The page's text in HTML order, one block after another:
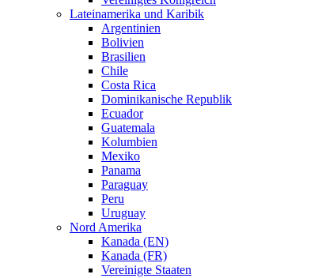
Lateinamerika und Karibik
Argentinien
Bolivien
Brasilien
Chile
Costa Rica
Dominikanische Republik
Ecuador
Guatemala
Kolumbien
Mexiko
Panama
Paraguay
Peru
Uruguay
Nord Amerika
Kanada (EN)
Kanada (FR)
Vereinigte Staaten